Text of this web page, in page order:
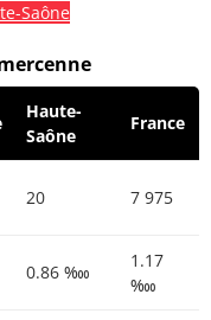
Saône
Haute-
Saône
France
20 7 975
0.86 ‱
1.17
‱